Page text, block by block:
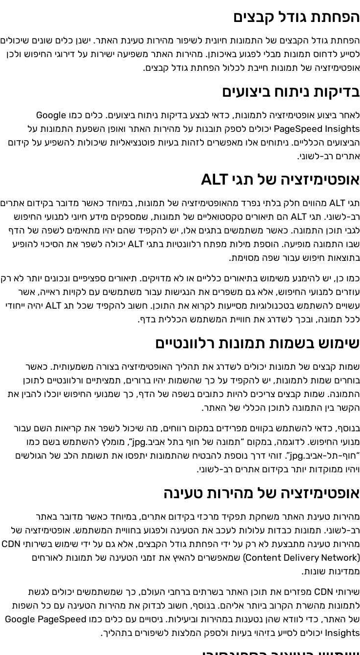
הפחתת גודל קבצים
הפחתת גודל הקבצים של התמונות חיונית לשיפור מהירות טעינת האתר. ישנן כלים שונים שיכולים
לסייע לדחוס תמונות מבלי לפגוע באיכותן. מהירות האתר משפיעה ישירות על דירוגי החיפוש ולכן
אופטימיזציה של תמונות חייבת לכלול הפחתת גודל קבצים.
בדיקות ניתוח ביצועים
לאחר ביצוע אופטימיזציה לתמונות, כדאי לבצע בדיקות ניתוח ביצועים. כלים כמו Google
PageSpeed Insights יכולים לספק תובנות על מהירות האתר ואופן השפעת התמונות על
הביצועים הכלליים. ניתוחים אלו מאפשרים לזהות בעיות פוטנציאליות שיכולות להשפיע על קידום
אתרים רב-לשוני.
אופטימיזציה של תגי ALT
תגי ALT מהווים חלק בלתי נפרד מהאופטימיזציה של תמונות, במיוחד כאשר מדובר בקידום אתרים
רב-לשוני. תגי ALT הם תיאורים טקסטואליים של תמונות, שמספקים מידע חיוני למנועי החיפוש
לגבי תוכן התמונה. כאשר משתמשים בתגים אלו, יש להקפיד שהם יהיו מתאימים לשפה של הדף
שבו התמונה מופיעה. הוספת מילות מפתח רלוונטיות בתגי ALT יכולה לשפר את הסיכוי להופיע
בתוצאות חיפוש עבור שפה מסוימת.
כמו כן, יש להימנע משימוש בתיאורים כלליים או לא מדויקים. תיאורים ספציפיים ונכונים יותר לא רק
עוזרים למנועי החיפוש, אלא גם משפרים את הנגישות עבור משתמשים עם לקויות ראייה, אשר
עשויים להשתמש בטכנולוגיות מסייעות לקרוא את התוכן. חשוב להקפיד שכל תג ALT יהיה ייחודי
לכל תמונה, ובכך לשדרג את חוויית המשתמש הכללית בדף.
שימוש בשמות תמונות רלוונטיים
שמות קבצים של תמונות יכולים לשדרג את תהליך האופטימיזציה בצורה משמעותית. כאשר
בוחרים שמות לתמונות, יש להקפיד על כך שהשמות יהיו ברורים, תמציתיים ורלוונטיים לתוכן
התמונה. שמות קבצים צריכים להיות כתובים בשפה של הדף, כך שמנועי החיפוש יוכלו להבין את
הקשר בין התמונה לתוכן הכללי של האתר.
בנוסף, כדאי להשתמש בקווים מפרידים במקום רווחים, מה שיכול לשפר את קריאות השם עבור
מנועי החיפוש. לדוגמה, במקום “תמונה של חוף בתל אביב.jpg”, מומלץ להשתמש בשם כמו
“חוף-תל-אביב.jpg”. זוהי דרך נוספת להבטיח שהתמונות יתפסו את תשומת הלב של הגולשים
ויהיו ממוקדות יותר בקידום אתרים רב-לשוני.
אופטימיזציה של מהירות טעינה
מהירות טעינת האתר משחקת תפקיד מרכזי בקידום אתרים, במיוחד כאשר מדובר באתר
רב-לשוני. תמונות כבדות עלולות לעכב את הטעינה ולפגוע בחוויית המשתמש. אופטימיזציה של
מהירות טעינה מתבצעת לא רק על ידי הפחתת גודל הקבצים, אלא גם על ידי שימוש בשירותי CDN
(Content Delivery Network) שמאפשרים להאיץ את זמני הטעינה של תמונות לאורחים
ממדינות שונות.
שירותי CDN מפזרים את תוכן האתר בשרתים ברחבי העולם, כך שמשתמשים יכולים לגשת
לתמונות מהשרת הקרוב ביותר אליהם. בנוסף, חשוב לבדוק את מהירות הטעינה עם כל השפות
של האתר, כדי לוודא שהן נטענות במהירות וביעילות. ניסויים עם כלים כמו Google PageSpeed
Insights יכולים לסייע בזיהוי בעיות ולספק המלצות לשיפורים בתהליך.